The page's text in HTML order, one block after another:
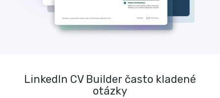
LinkedIn CV Builder často kladené
otázky